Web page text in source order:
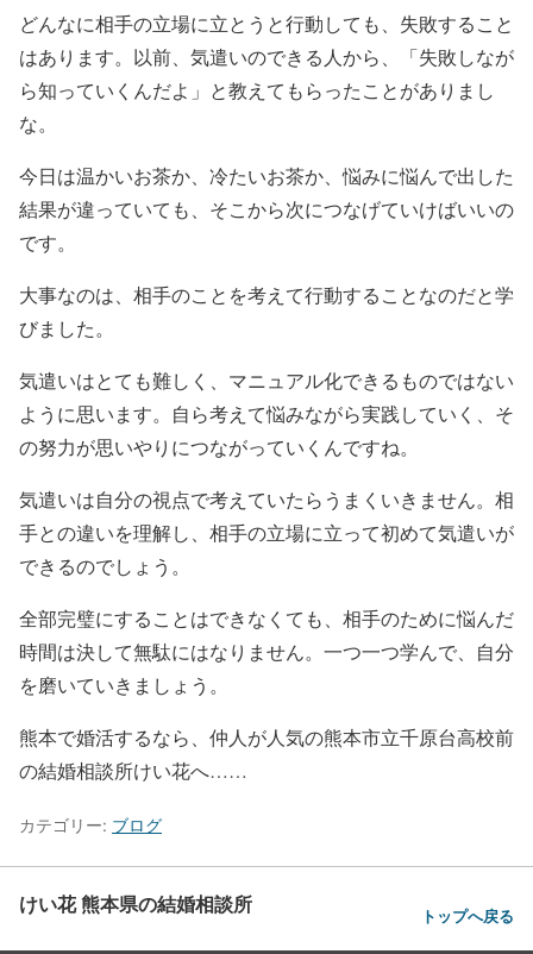
どんなに相手の立場に立とうと行動しても、失敗すること
はあります。以前、気遣いのできる人から、「失敗しなが
ら知っていくんだよ」と教えてもらったことがありまし
な。
今日は温かいお茶か、冷たいお茶か、悩みに悩んで出した
結果が違っていても、そこから次につなげていけばいいの
です。
大事なのは、相手のことを考えて行動することなのだと学
びました。
気遣いはとても難しく、マニュアル化できるものではない
ように思います。自ら考えて悩みながら実践していく、そ
の努力が思いやりにつながっていくんですね。
気遣いは自分の視点で考えていたらうまくいきません。相
手との違いを理解し、相手の立場に立って初めて気遣いが
できるのでしょう。
全部完璧にすることはできなくても、相手のために悩んだ
時間は決して無駄にはなりません。一つ一つ学んで、自分
を磨いていきましょう。
熊本で婚活するなら、仲人が人気の熊本市立千原台高校前
の結婚相談所けい花へ……
カテゴリー: ブログ
けい花 熊本県の結婚相談所 トップへ戻る